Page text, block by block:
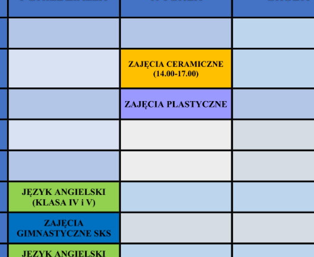
start
poprz. 1 2 3 4 5 6 7 8 9 nast.